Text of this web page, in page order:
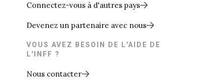
Connectez-vous à d'autres pays
Devenez un partenaire avec nous
VOUS AVEZ BESOIN DE L'AIDE DE
L'INFF ?
Nous contacter